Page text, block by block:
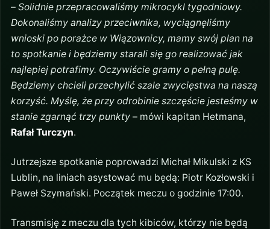
– Solidnie przepracowaliśmy mikrocykl tygodniowy.
Dokonaliśmy analizy przeciwnika, wyciągnęliśmy
wnioski po porażce w Wiązownicy, mamy swój plan na
to spotkanie i będziemy starali się go realizować jak
najlepiej potrafimy. Oczywiście gramy o pełną pulę.
Będziemy chcieli przechylić szale zwycięstwa na naszą
korzyść. Myślę, że przy odrobinie szczęście jesteśmy w
stanie zgarnąć trzy punkty – mówi kapitan Hetmana,
Rafał Turczyn.
Jutrzejsze spotkanie poprowadzi Michał Mikulski z KS
Lublin, na liniach asystować mu będą: Piotr Kozłowski i
Paweł Szymański. Początek meczu o godzinie 17:00.
Transmisję z meczu dla tych kibiców, którzy nie będą